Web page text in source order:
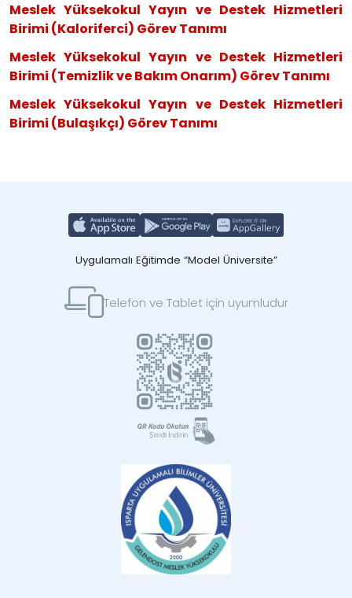
Meslek Yüksekokul Yayın ve Destek Hizmetleri
Birimi (Kaloriferci) Görev Tanımı
Meslek Yüksekokul Yayın ve Destek Hizmetleri
Birimi (Temizlik ve Bakım Onarım) Görev Tanımı
Meslek Yüksekokul Yayın ve Destek Hizmetleri
Birimi (Bulaşıkçı) Görev Tanımı
Uygulamalı Eğitimde “Model Üniversite”
Telefon ve Tablet için uyumludur